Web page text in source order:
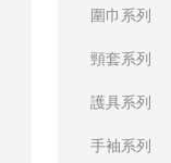
圍巾系列
頸套系列
護具系列
手袖系列